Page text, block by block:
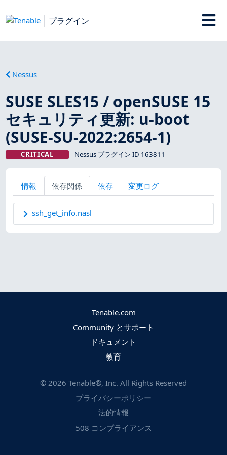
プラグイン
Nessus
SUSE SLES15 / openSUSE 15
セキュリティ更新: u-boot
(SUSE-SU-2022:2654-1)
CRITICAL Nessus プラグイン ID 163811
情報 依存関係 依存 変更ログ
ssh_get_info.nasl
Tenable.com
Community とサポート
ドキュメント
教育
© 2026 Tenable®, Inc. All Rights Reserved
プライバシーポリシー
法的情報
508 コンプライアンス